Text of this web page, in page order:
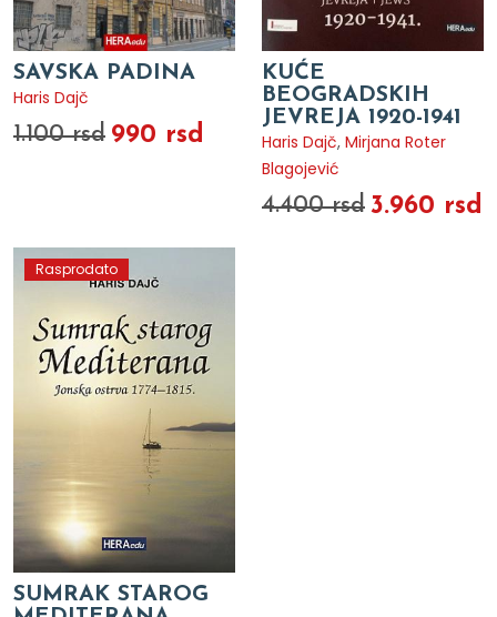
SAVSKA PADINA
Haris Dajč
1.100 rsd 990 rsd
KUĆE
BEOGRADSKIH
JEVREJA 1920-1941
Haris Dajč, Mirjana Roter
Blagojević
4.400 rsd 3.960 rsd
Rasprodato
SUMRAK STAROG